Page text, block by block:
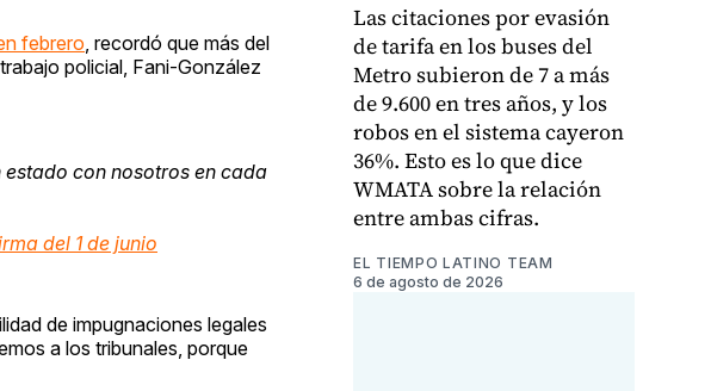
febrero , recordó que más del
policial, Fani-González
con nosotros en cada
del 1 de junio
de impugnaciones legales
a los tribunales, porque
Las citaciones por evasión
de tarifa en los buses del
Metro subieron de 7 a más
de 9.600 en tres años, y los
robos en el sistema cayeron
36%. Esto es lo que dice
WMATA sobre la relación
entre ambas cifras.
EL TIEMPO LATINO TEAM
6 de agosto de 2026